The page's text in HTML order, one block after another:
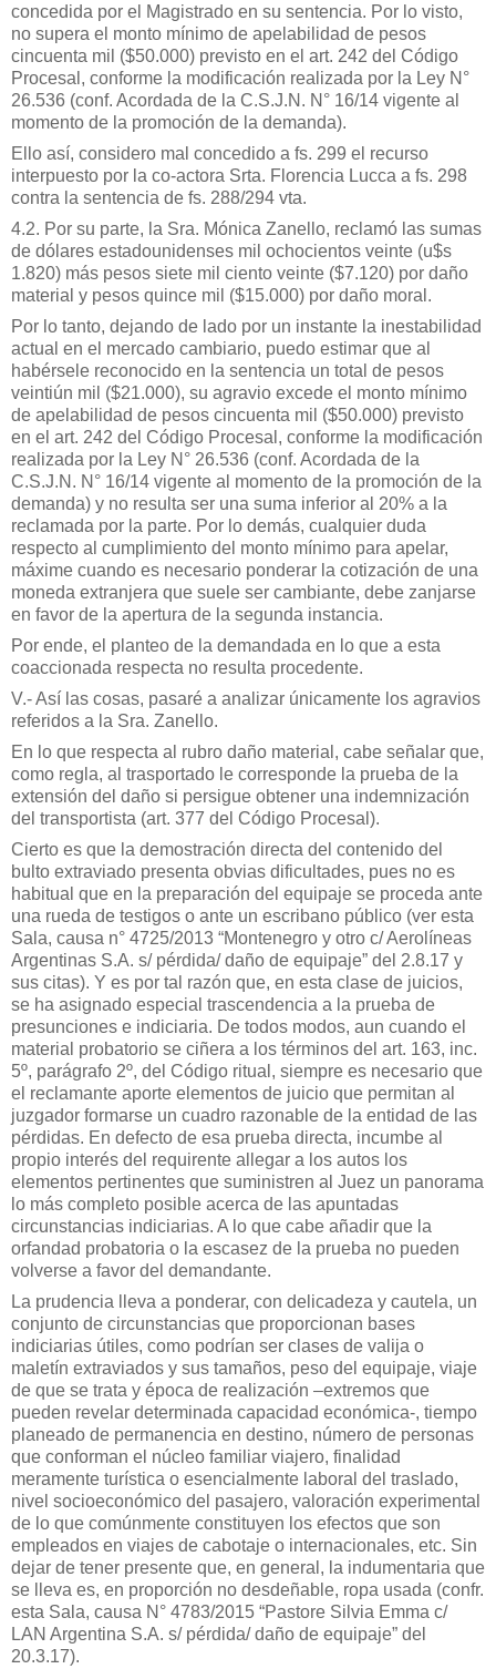
concedida por el Magistrado en su sentencia. Por lo visto,
no supera el monto mínimo de apelabilidad de pesos
cincuenta mil ($50.000) previsto en el art. 242 del Código
Procesal, conforme la modificación realizada por la Ley N°
26.536 (conf. Acordada de la C.S.J.N. N° 16/14 vigente al
momento de la promoción de la demanda).
Ello así, considero mal concedido a fs. 299 el recurso
interpuesto por la co-actora Srta. Florencia Lucca a fs. 298
contra la sentencia de fs. 288/294 vta.
4.2. Por su parte, la Sra. Mónica Zanello, reclamó las sumas
de dólares estadounidenses mil ochocientos veinte (u$s
1.820) más pesos siete mil ciento veinte ($7.120) por daño
material y pesos quince mil ($15.000) por daño moral.
Por lo tanto, dejando de lado por un instante la inestabilidad
actual en el mercado cambiario, puedo estimar que al
habérsele reconocido en la sentencia un total de pesos
veintiún mil ($21.000), su agravio excede el monto mínimo
de apelabilidad de pesos cincuenta mil ($50.000) previsto
en el art. 242 del Código Procesal, conforme la modificación
realizada por la Ley N° 26.536 (conf. Acordada de la
C.S.J.N. N° 16/14 vigente al momento de la promoción de la
demanda) y no resulta ser una suma inferior al 20% a la
reclamada por la parte. Por lo demás, cualquier duda
respecto al cumplimiento del monto mínimo para apelar,
máxime cuando es necesario ponderar la cotización de una
moneda extranjera que suele ser cambiante, debe zanjarse
en favor de la apertura de la segunda instancia.
Por ende, el planteo de la demandada en lo que a esta
coaccionada respecta no resulta procedente.
V.- Así las cosas, pasaré a analizar únicamente los agravios
referidos a la Sra. Zanello.
En lo que respecta al rubro daño material, cabe señalar que,
como regla, al trasportado le corresponde la prueba de la
extensión del daño si persigue obtener una indemnización
del transportista (art. 377 del Código Procesal).
Cierto es que la demostración directa del contenido del
bulto extraviado presenta obvias dificultades, pues no es
habitual que en la preparación del equipaje se proceda ante
una rueda de testigos o ante un escribano público (ver esta
Sala, causa n° 4725/2013 “Montenegro y otro c/ Aerolíneas
Argentinas S.A. s/ pérdida/ daño de equipaje” del 2.8.17 y
sus citas). Y es por tal razón que, en esta clase de juicios,
se ha asignado especial trascendencia a la prueba de
presunciones e indiciaria. De todos modos, aun cuando el
material probatorio se ciñera a los términos del art. 163, inc.
5º, parágrafo 2º, del Código ritual, siempre es necesario que
el reclamante aporte elementos de juicio que permitan al
juzgador formarse un cuadro razonable de la entidad de las
pérdidas. En defecto de esa prueba directa, incumbe al
propio interés del requirente allegar a los autos los
elementos pertinentes que suministren al Juez un panorama
lo más completo posible acerca de las apuntadas
circunstancias indiciarias. A lo que cabe añadir que la
orfandad probatoria o la escasez de la prueba no pueden
volverse a favor del demandante.
La prudencia lleva a ponderar, con delicadeza y cautela, un
conjunto de circunstancias que proporcionan bases
indiciarias útiles, como podrían ser clases de valija o
maletín extraviados y sus tamaños, peso del equipaje, viaje
de que se trata y época de realización –extremos que
pueden revelar determinada capacidad económica-, tiempo
planeado de permanencia en destino, número de personas
que conforman el núcleo familiar viajero, finalidad
meramente turística o esencialmente laboral del traslado,
nivel socioeconómico del pasajero, valoración experimental
de lo que comúnmente constituyen los efectos que son
empleados en viajes de cabotaje o internacionales, etc. Sin
dejar de tener presente que, en general, la indumentaria que
se lleva es, en proporción no desdeñable, ropa usada (confr.
esta Sala, causa N° 4783/2015 “Pastore Silvia Emma c/
LAN Argentina S.A. s/ pérdida/ daño de equipaje” del
20.3.17).